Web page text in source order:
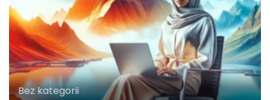
Bez kategorii